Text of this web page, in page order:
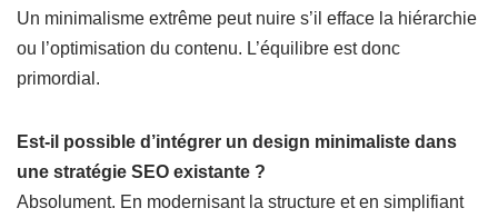
Un minimalisme extrême peut nuire s’il efface la hiérarchie
ou l’optimisation du contenu. L’équilibre est donc
primordial.
Est-il possible d’intégrer un design minimaliste dans
une stratégie SEO existante ?
Absolument. En modernisant la structure et en simplifiant